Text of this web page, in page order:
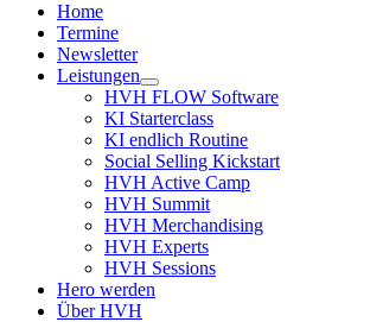
Home
Termine
Newsletter
Leistungen
HVH FLOW Software
KI Starterclass
KI endlich Routine
Social Selling Kickstart
HVH Active Camp
HVH Summit
HVH Merchandising
HVH Experts
HVH Sessions
Hero werden
Über HVH